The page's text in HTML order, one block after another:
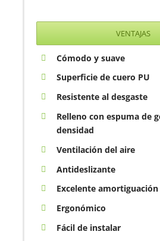
VENTAJAS
Cómodo y suave
Superficie de cuero PU
Resistente al desgaste
Relleno con espuma de
densidad
Ventilación del aire
Antideslizante
Excelente amortiguación
Ergonómico
Fácil de instalar